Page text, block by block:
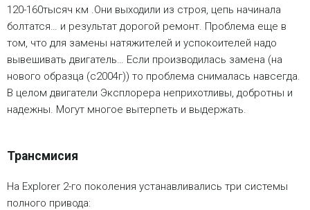
120-160тысяч км .Они выходили из строя, цепь начинала
болтатся… и результат дорогой ремонт. Проблема еще в
том, что для замены натяжителей и успокоителей надо
вывешивать двигатель… Если производилась замена (на
нового образца (с2004г)) то проблема снималась навсегда.
В целом двигатели Эксплорера неприхотливы, добротны и
надежны. Могут многое вытерпеть и выдержать.
Трансмисия
На Explorer 2-го поколения устанавливались три системы
полного привода: